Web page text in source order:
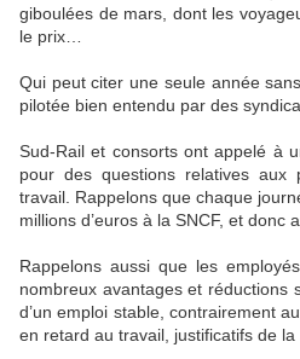
giboulées de mars, dont les
le prix…
Qui peut citer une seule année
pilotée bien entendu par des
Sud-Rail et consorts ont appelé à
pour des questions relatives aux
travail. Rappelons que chaque
millions d’euros à la SNCF, et donc
Rappelons aussi que les
nombreux avantages et réductions
d’un emploi stable, contrairement
en retard au travail, justificatifs de la